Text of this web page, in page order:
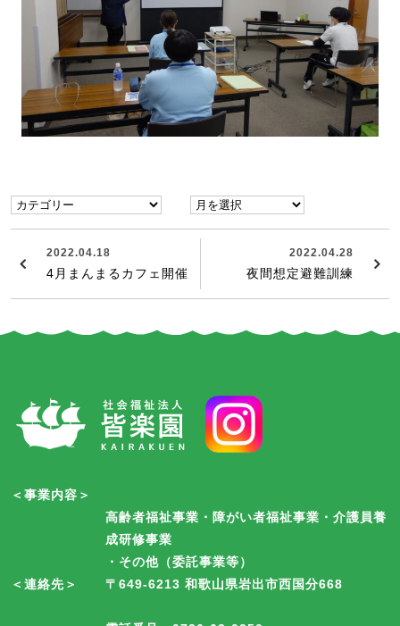
2022.04.18
4月まんまるカフェ開催
2022.04.28
夜間想定避難訓練
＜事業内容＞
高齢者福祉事業・障がい者福祉事業・介護員養
成研修事業
・その他（委託事業等）
＜連絡先＞
〒649-6213 和歌山県岩出市西国分668